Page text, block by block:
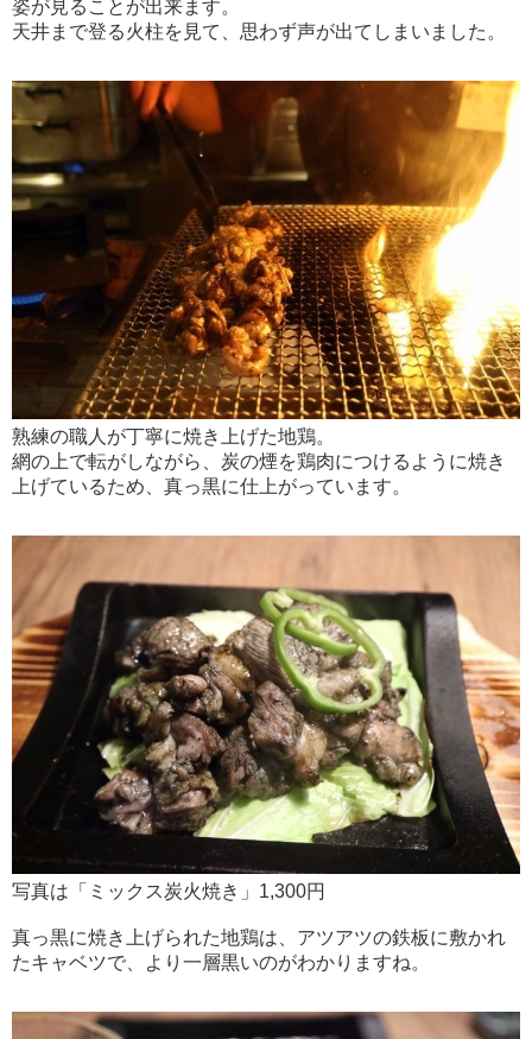
姿が見ることが出来ます。
天井まで登る火柱を見て、思わず声が出てしまいました。
熟練の職人が丁寧に焼き上げた地鶏。
網の上で転がしながら、炭の煙を鶏肉につけるように焼き
上げているため、真っ黒に仕上がっています。
写真は「ミックス炭火焼き」1,300円
真っ黒に焼き上げられた地鶏は、アツアツの鉄板に敷かれ
たキャベツで、より一層黒いのがわかりますね。